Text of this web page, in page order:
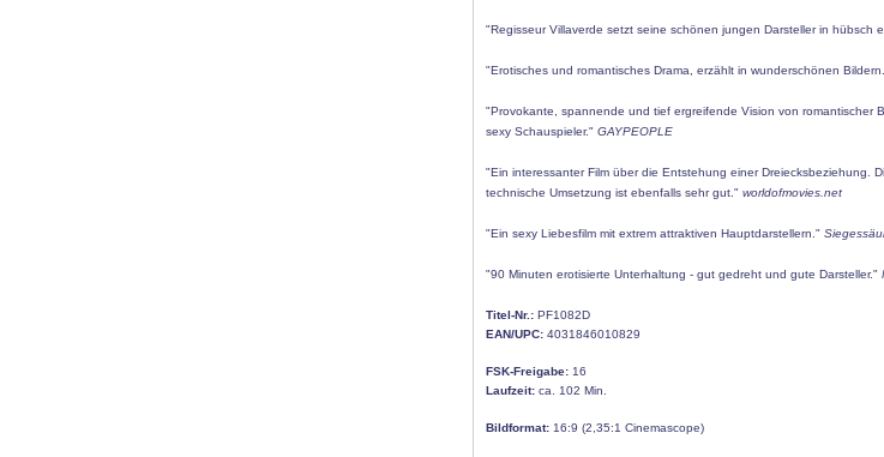
"Regisseur Villaverde setzt seine schönen jungen Darsteller in hübsch
"Erotisches und romantisches Drama, erzählt in wunderschönen
"Provokante, spannende und tief ergreifende Vision von romantischer
sexy Schauspieler." GAYPEOPLE
"Ein interessanter Film über die Entstehung einer Dreiecksbeziehung.
technische Umsetzung ist ebenfalls sehr gut." worldofmovies.net
"Ein sexy Liebesfilm mit extrem attraktiven Hauptdarstellern."
"90 Minuten erotisierte Unterhaltung - gut gedreht und gute Darsteller."
Titel-Nr.: PF1082D
EAN/UPC: 4031846010829
FSK-Freigabe: 16
Laufzeit: ca. 102 Min.
Bildformat: 16:9 (2,35:1 Cinemascope)